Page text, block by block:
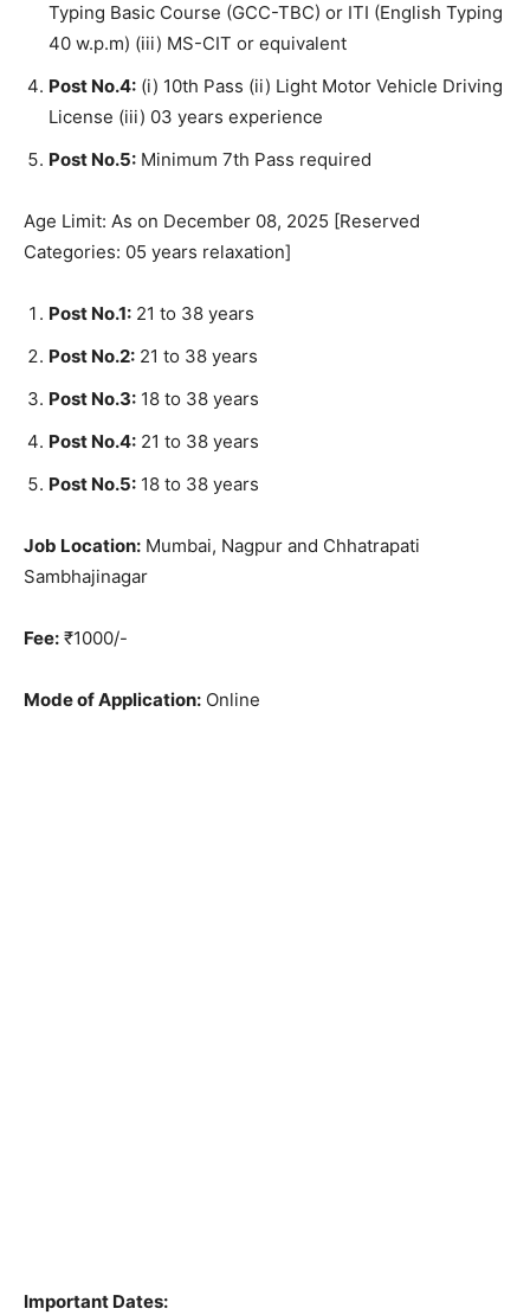
Typing Basic Course (GCC-TBC) or ITI (English Typing
40 w.p.m) (iii) MS-CIT or equivalent
Post No.4: (i) 10th Pass (ii) Light Motor Vehicle Driving
License (iii) 03 years experience
Post No.5: Minimum 7th Pass required
Age Limit: As on December 08, 2025 [Reserved
Categories: 05 years relaxation]
Post No.1: 21 to 38 years
Post No.2: 21 to 38 years
Post No.3: 18 to 38 years
Post No.4: 21 to 38 years
Post No.5: 18 to 38 years
Job Location: Mumbai, Nagpur and Chhatrapati
Sambhajinagar
Fee: ₹1000/-
Mode of Application: Online
Important Dates: